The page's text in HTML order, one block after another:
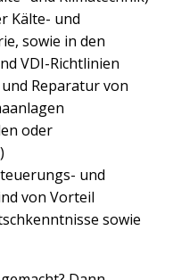
Kälte- und
sowie in den
VDI-Richtlinien
Reparatur von
oder
und
von Vorteil
sowie